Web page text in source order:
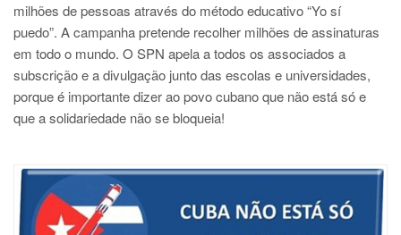
milhões de pessoas através do método educativo “Yo sí
puedo”. A campanha pretende recolher milhões de assinaturas
em todo o mundo. O SPN apela a todos os associados a
subscrição e a divulgação junto das escolas e universidades,
porque é importante dizer ao povo cubano que não está só e
que a solidariedade não se bloqueia!